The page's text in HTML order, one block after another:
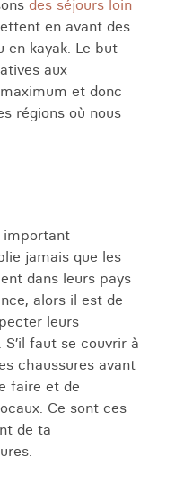
des séjours loin
en avant des
en kayak. Le but
aux
et donc
régions où nous
important
jamais que les
dans leurs pays
alors il est de
leurs
faut se couvrir à
chaussures avant
faire et de
Ce sont ces
de ta